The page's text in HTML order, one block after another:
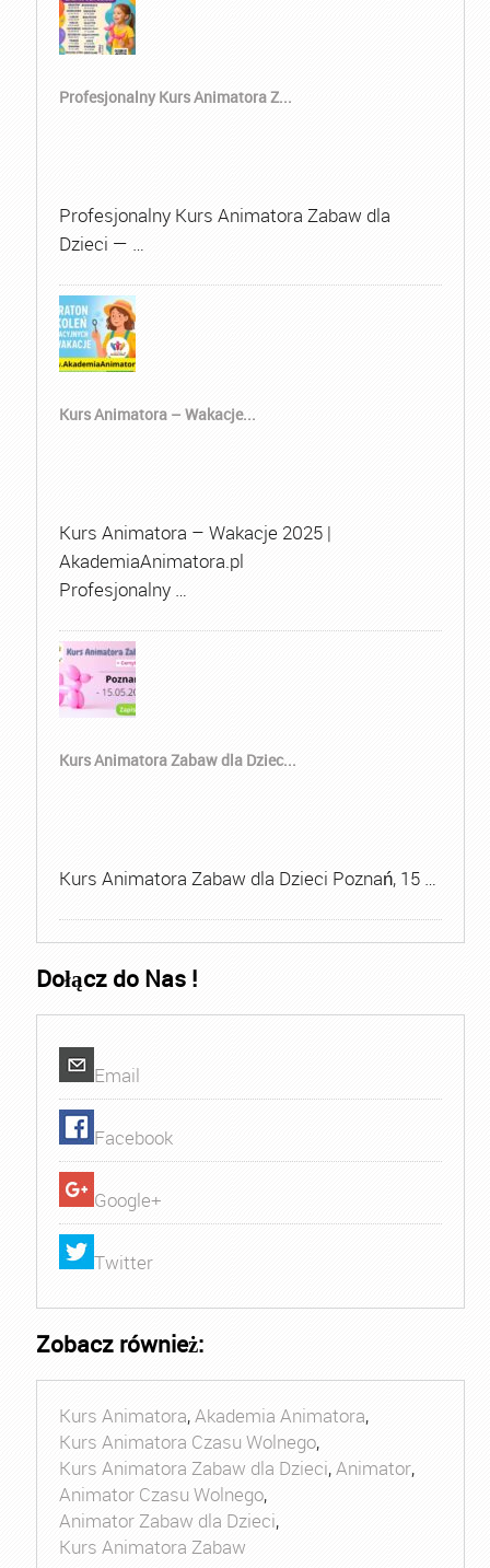
Profesjonalny Kurs Animatora Z...
Profesjonalny Kurs Animatora Zabaw dla
Dzieci — …
Kurs Animatora – Wakacje...
Kurs Animatora – Wakacje 2025 |
AkademiaAnimatora.pl
Profesjonalny …
Kurs Animatora Zabaw dla Dziec...
Kurs Animatora Zabaw dla Dzieci Poznań, 15 …
Dołącz do Nas !
Email
Facebook
Google+
Twitter
Zobacz również:
Kurs Animatora,Akademia Animatora,
Kurs Animatora Czasu Wolnego,
Kurs Animatora Zabaw dla Dzieci,Animator,
Animator Czasu Wolnego,
Animator Zabaw dla Dzieci,
Kurs Animatora Zabaw